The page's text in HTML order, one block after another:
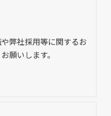
弊社採用等に関するお
願いします。